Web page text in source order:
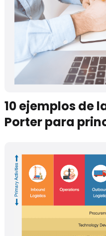
10 ejemplos de
Porter para